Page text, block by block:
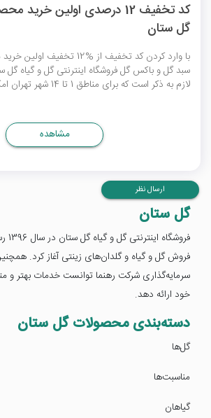
کد تخفیف 12 درصدی اولین
گل ستان
با وارد کردن کد تخفیف از %12
سبد گل و باکس گل فروشگاه اینترنتی گل و گیاه گل
لازم به ذکر است که برای مناطق 1 تا 14 شهر تهران امکان ...
مشاهده
ارسال نظر
گل ستان
فروش گل و گیاه و گلدان‌های زینتی آغاز کرد.
سرمایه‌گذاری شرکت رهنما توانست خدمات بهتر و
خود ارائه دهد.
دسته‌بندی محصولات گل ستان
گل‌ها
مناسبت‌ها
گیاهان